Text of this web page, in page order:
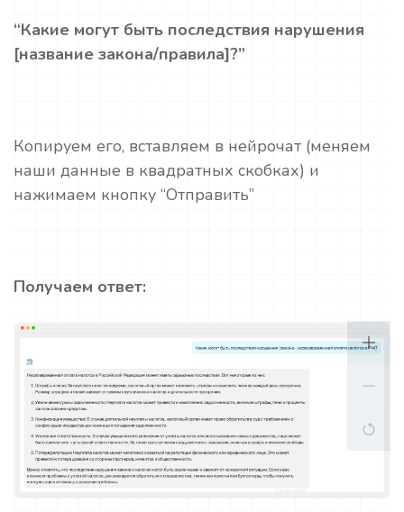
“Какие могут быть последствия нарушения
[название закона/правила]?”
Копируем его, вставляем в нейрочат (меняем
наши данные в квадратных скобках) и
нажимаем кнопку “Отправить”
Получаем ответ: